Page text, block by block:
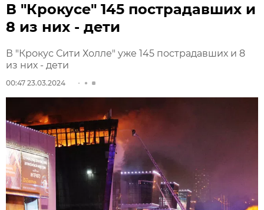
В "Крокусе" 145 пострадавших и
8 из них - дети
В "Крокус Сити Холле" уже 145 пострадавших и 8
из них - дети
00:47 23.03.2024